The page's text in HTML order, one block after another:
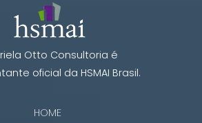
Otto Consultoria é
oficial da HSMAI Brasil.
HOME